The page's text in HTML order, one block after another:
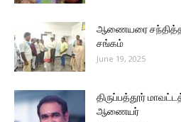
ஆணையரை சந்தித்த
சங்கம்
June 19, 2025
திருப்பத்தூர்
ஆணையர்